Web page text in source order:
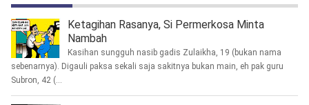
Ketagihan Rasanya, Si Permerkosa Minta
Nambah
Kasihan sungguh nasib gadis Zulaikha, 19 (bukan nama
sebenarnya). Digauli paksa sekali saja sakitnya bukan main, eh pak guru
Subron, 42 (...